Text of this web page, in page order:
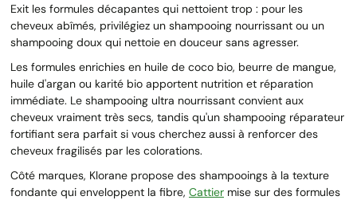
Exit les formules décapantes qui nettoient trop : pour les
cheveux abîmés, privilégiez un shampooing nourrissant ou un
shampooing doux qui nettoie en douceur sans agresser.
Les formules enrichies en huile de coco bio, beurre de mangue,
huile d'argan ou karité bio apportent nutrition et réparation
immédiate. Le shampooing ultra nourrissant convient aux
cheveux vraiment très secs, tandis qu'un shampooing réparateur
fortifiant sera parfait si vous cherchez aussi à renforcer des
cheveux fragilisés par les colorations.
Côté marques, Klorane propose des shampooings à la texture
fondante qui enveloppent la fibre, Cattier mise sur des formules